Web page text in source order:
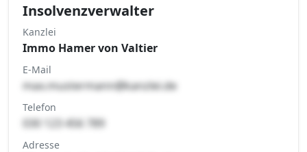
Insolvenzverwalter
Kanzlei
Immo Hamer von Valtier
E-Mail
max.mustermann@kanzlei.de
Telefon
030 123 456 789
Adresse